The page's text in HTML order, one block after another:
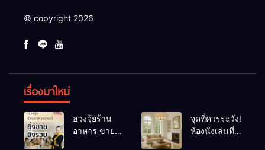
© copyright 2026
เรื่องมาใหม่
ฮวงจุ้ยร้าน
อาหาร ขายดี
จุดที่ควรระวัง!
ห้องนั่งเล่นที่